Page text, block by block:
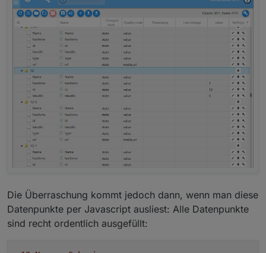
Die Überraschung kommt jedoch dann, wenn man diese
Datenpunkte per Javascript ausliest: Alle Datenpunkte
sind recht ordentlich ausgefüllt: